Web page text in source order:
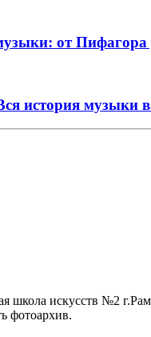
от
история музыки
школа искусств №2
фотоархив.